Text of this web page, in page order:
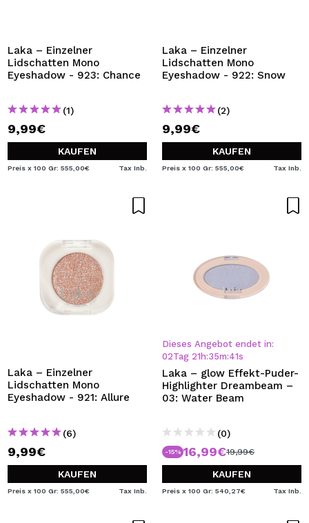
Laka – Einzelner
Lidschatten Mono
Eyeshadow - 923: Chance
(1)
9,99€
KAUFEN
Preis x 100 Gr: 555,00€ Tax Inb.
Laka – Einzelner
Lidschatten Mono
Eyeshadow - 922: Snow
(2)
9,99€
KAUFEN
Preis x 100 Gr: 555,00€ Tax Inb.
Laka – Einzelner
Lidschatten Mono
Eyeshadow - 921: Allure
(6)
9,99€
KAUFEN
Preis x 100 Gr: 555,00€ Tax Inb.
Dieses Angebot endet in:
02Tag 21 h:35m:40s
Laka – glow Effekt-Puder-
Highlighter Dreambeam –
03: Water Beam
(0)
-15% 16,99€19,99€
KAUFEN
Preis x 100 Gr: 540,27€ Tax Inb.